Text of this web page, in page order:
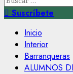
Suscríbete
Inicio
Interior
Barranqueras
ALUMNOS